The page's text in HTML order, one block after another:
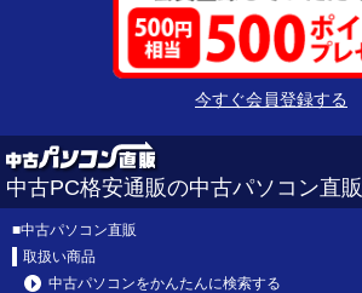
今すぐ会員登録する
中古PC格安通販の中古パソコン直販
■中古パソコン直販
取扱い商品
中古パソコンをかんたんに検索する